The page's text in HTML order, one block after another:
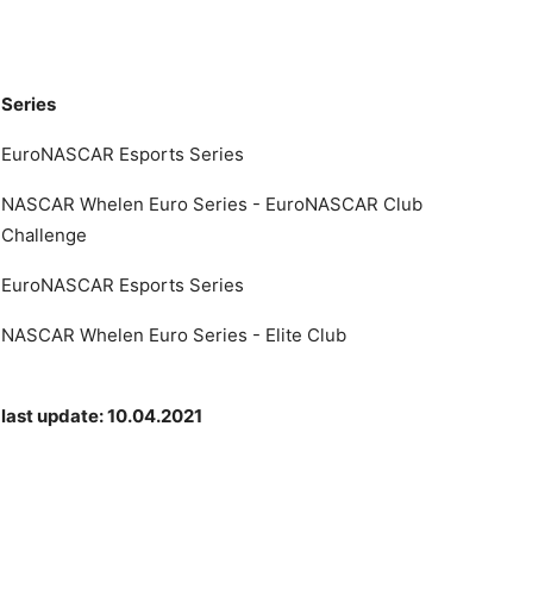
Series
EuroNASCAR Esports Series
NASCAR Whelen Euro Series - EuroNASCAR Club
Challenge
EuroNASCAR Esports Series
NASCAR Whelen Euro Series - Elite Club
last update: 10.04.2021